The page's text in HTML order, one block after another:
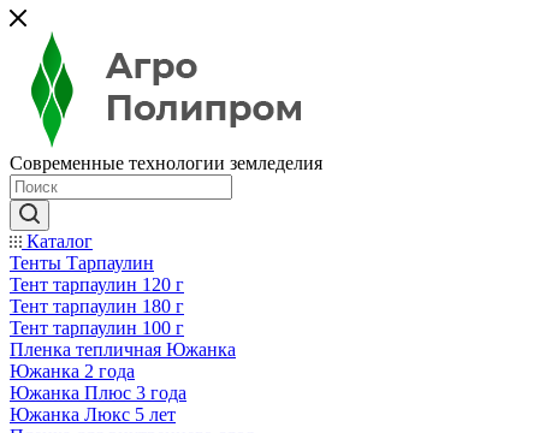
Современные технологии земледелия
Каталог
Тенты Тарпаулин
Тент тарпаулин 120 г
Тент тарпаулин 180 г
Тент тарпаулин 100 г
Пленка тепличная Южанка
Южанка 2 года
Южанка Плюс 3 года
Южанка Люкс 5 лет